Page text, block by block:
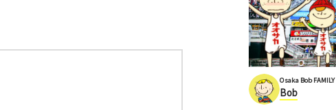
Osaka Bob FAMILY
Bob